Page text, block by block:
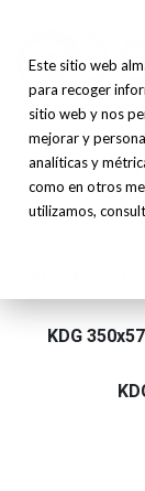
Este sitio web
para recoger
sitio web y nos
mejorar y
analíticas y
como en otros
utilizamos,
KDG